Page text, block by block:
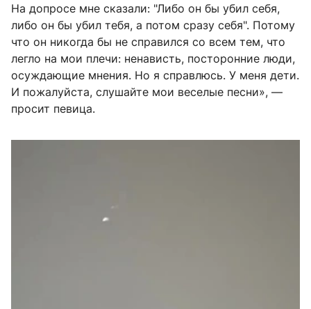
На допросе мне сказали: "Либо он бы убил себя,
либо он бы убил тебя, а потом сразу себя". Потому
что он никогда бы не справился со всем тем, что
легло на мои плечи: ненависть, посторонние люди,
осуждающие мнения. Но я справлюсь. У меня дети.
И пожалуйста, слушайте мои веселые песни», —
просит певица.